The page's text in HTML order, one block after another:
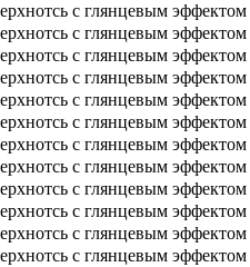
с глянцевым эффектом
с глянцевым эффектом
с глянцевым эффектом
с глянцевым эффектом
с глянцевым эффектом
с глянцевым эффектом
с глянцевым эффектом
с глянцевым эффектом
с глянцевым эффектом
с глянцевым эффектом
с глянцевым эффектом
с глянцевым эффектом